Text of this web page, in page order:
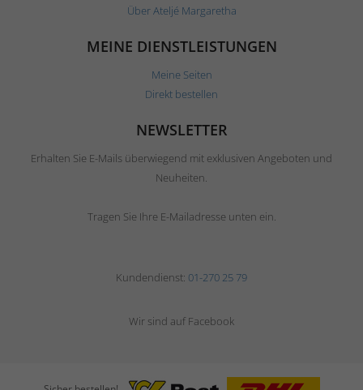
Über Ateljé Margaretha
MEINE DIENSTLEISTUNGEN
Meine Seiten
Direkt bestellen
NEWSLETTER
Erhalten Sie E-Mails überwiegend mit exklusiven Angeboten und
Neuheiten.
Tragen Sie Ihre E-Mailadresse unten ein.
Kundendienst: 01-270 25 79
Wir sind auf Facebook